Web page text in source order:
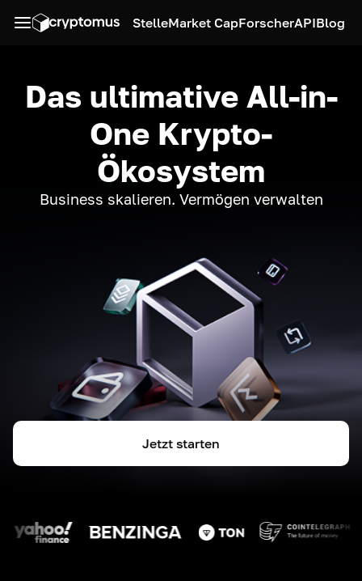
StelleMarket CapForscherAPIBlog
Das ultimative All-in-
One Krypto-
Ökosystem
Business skalieren. Vermögen verwalten
Jetzt starten